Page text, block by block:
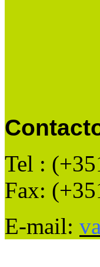
Tel :
Fax:
E-mail: